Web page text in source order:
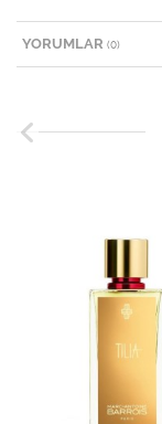
YORUMLAR (0)